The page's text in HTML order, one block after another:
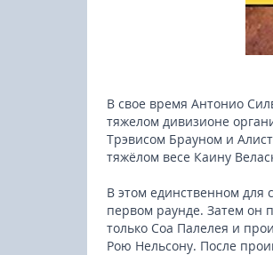
В свое время Антонио
тяжелом дивизионе
Трэвисом Брауном и
тяжёлом весе Каину
В этом единственном для
первом раунде. Затем он
только Соа Палелея и
Рою Нельсону. После